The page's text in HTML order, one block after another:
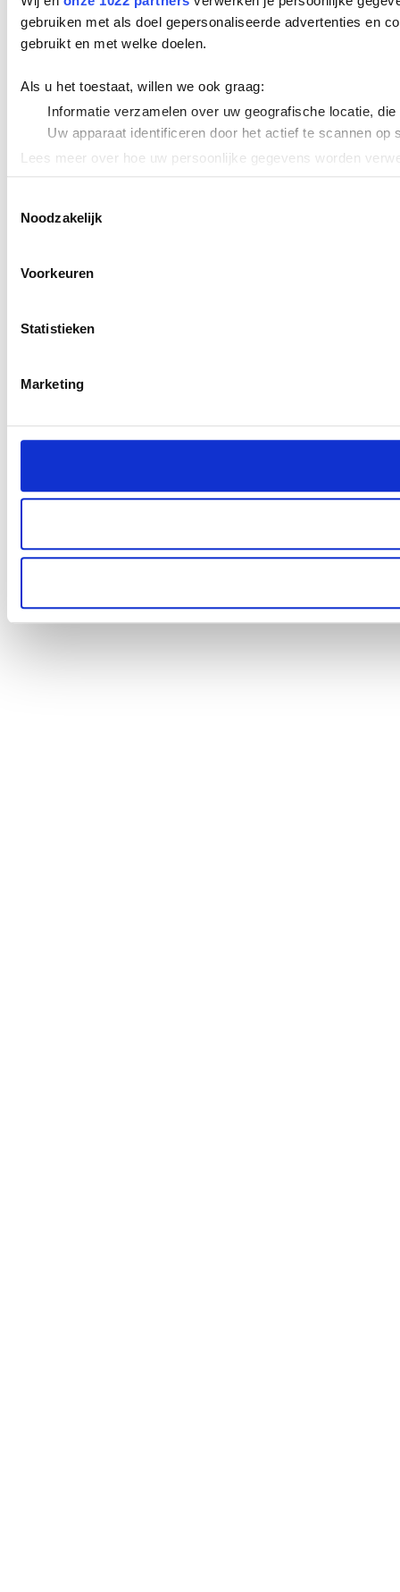
gebruiken met als doel gepersonaliseerde advertenties en
gebruikt en met welke doelen.
Als u het toestaat, willen we ook graag:
Informatie verzamelen over uw geografische locatie,
Uw apparaat identificeren door het actief te scannen op
Lees meer over hoe uw persoonlijke gegevens worden
We gebruiken cookies om content en advertenties te
verstrekt of die ze hebben verzameld op basis van uw
Noodzakelijk
Voorkeuren
Statistieken
Marketing